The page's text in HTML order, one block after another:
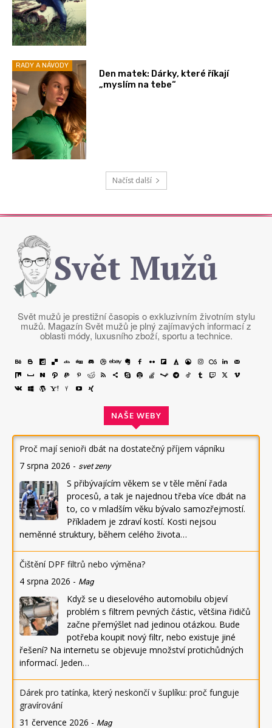
RADY A NÁVODY
Den matek: Dárky, které říkají
„myslím na tebe“
Načíst další
Svět Mužů
Svět mužů je prestižní časopis o exkluzivním životním stylu
mužů. Magazín Svět mužů je plný zajímavých informací z
oblasti módy, luxusního zboží, sportu a technice.
NAŠE WEBY
Proč mají senioři dbát na dostatečný příjem vápníku
7 srpna 2026 - svet zeny
S přibývajícím věkem se v těle mění řada
procesů, a tak je najednou třeba více dbát na
to, co v mladším věku bývalo samozřejmostí.
Příkladem je zdraví kostí. Kosti nejsou
neměnné struktury, během celého života…
Čištění DPF filtrů nebo výměna?
4 srpna 2026 - Mag
Když se u dieselového automobilu objeví
problém s filtrem pevných částic, většina řidičů
začne přemýšlet nad jedinou otázkou. Bude
potřeba koupit nový filtr, nebo existuje jiné
řešení? Na internetu se objevuje množství protichůdných
informací. Jeden…
Dárek pro tatínka, který neskončí v šuplíku: proč funguje
gravírování
31 července 2026 - Mag